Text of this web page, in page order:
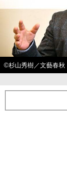
©️杉山秀樹／文藝春秋